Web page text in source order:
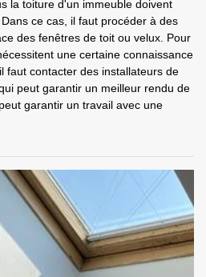
la toiture d'un immeuble doivent
ce cas, il faut procéder à des
des fenêtres de toit ou velux. Pour
une certaine connaissance
faut contacter des installateurs de
peut garantir un meilleur rendu de
garantir un travail avec une